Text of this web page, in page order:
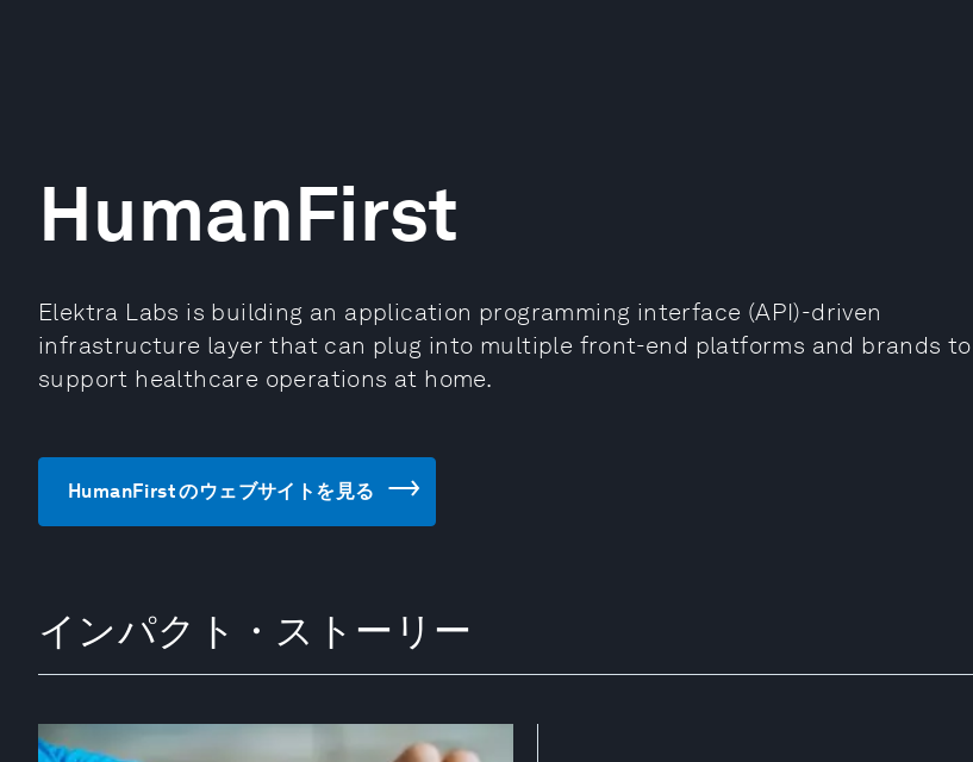
HumanFirst
Elektra Labs is building an application programming interface (API)-driven
infrastructure layer that can plug into multiple front-end platforms and brands to
support healthcare operations at home.
HumanFirst のウェブサイトを見る
インパクト・ストーリー